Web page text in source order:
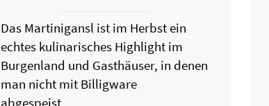
Das Martinigansl ist im Herbst ein
echtes kulinarisches Highlight im
Burgenland und Gasthäuser, in denen
man nicht mit Billigware
abgespeist…